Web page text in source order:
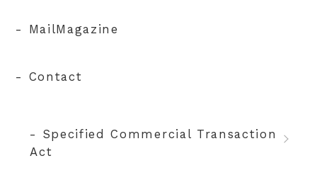
- MailMagazine
- Contact
- Specified Commercial Transaction
Act